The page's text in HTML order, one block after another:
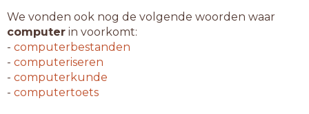
We vonden ook nog de volgende woorden waar
computer in voorkomt:
- computerbestanden
- computeriseren
- computerkunde
- computertoets